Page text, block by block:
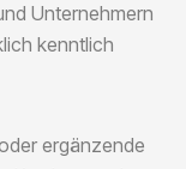
Unternehmern
kenntlich
ergänzende